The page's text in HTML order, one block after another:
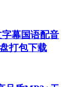
幕国语配音
打包下载